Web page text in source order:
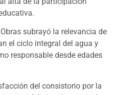
subrayó la relevancia de
el ciclo integral del agua y
responsable desde edades
del consistorio por la